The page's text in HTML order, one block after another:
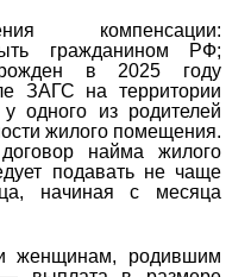
компенсации:
гражданином РФ;
в 2025 году
ЗАГС на территории
одного из родителей
жилого помещения.
найма жилого
подавать не чаще
начиная с месяца
женщинам, родившим